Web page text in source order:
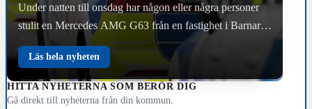
Under natten till onsdag har någon eller några personer
stulit en Mercedes AMG G63 från en fastighet i Barnarp
söder om Jönköping. Bilen är…
Läs hela nyheten
HITTA NYHETERNA SOM BERÖR DIG
Gå direkt till nyheterna från din kommun.